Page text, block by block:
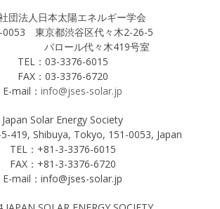
団法人日本太陽エネルギー学会
0053 東京都渋谷区代々木2-26-5
ール代々木419号室
TEL：03-3376-6015
FAX：03-3376-6720
E-mail： info@jses-solar.jp
Japan Solar Energy Society
419, Shibuya, Tokyo, 151-0053, Japan
TEL：+81-3-3376-6015
FAX：+81-3-3376-6720
E-mail：info@jses-solar.jp